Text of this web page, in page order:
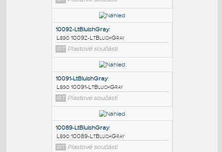
PODOBNÉ BLOKY
10130-LtBluishGray
Lego 10130-LtBluishGray
IPT Plastové součásti
10092-LtBluishGray
Lego 10092-LtBluishGray
IPT Plastové součásti